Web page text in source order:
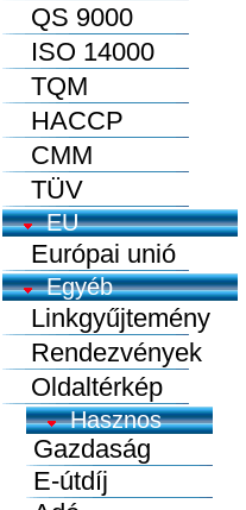
QS 9000
ISO 14000
TQM
HACCP
CMM
TÜV
EU
Európai unió
Egyéb
Linkgyűjtemény
Rendezvények
Oldaltérkép